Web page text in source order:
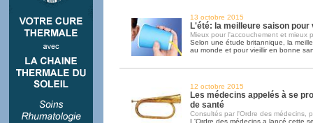
13 octobre 2015
L'été: la meilleure saison pour
Mieux pour l'accouchement et mieux
Selon une étude britannique, la
au monde et pour vieillir en bonne
12 octobre 2015
Les médecins appelés à se
de santé
Consultés par l'Ordre des médecins,
L'Ordre des médecins a lancé cette